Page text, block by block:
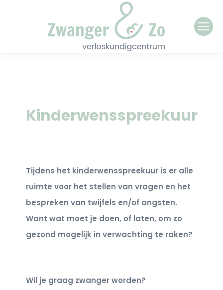
Kinderwensspreekuur
Tijdens het kinderwensspreekuur is er alle
ruimte voor het stellen van vragen en het
bespreken van twijfels en/of angsten.
Want wat moet je doen, of laten, om zo
gezond mogelijk in verwachting te raken?
Wil je graag zwanger worden?